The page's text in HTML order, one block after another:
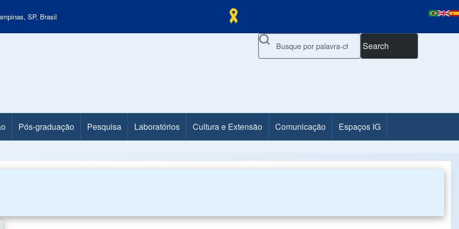
SP, Brasil
Search
Pós-graduação Pesquisa Laboratórios Cultura e Extensão Comunicação Espaços IG